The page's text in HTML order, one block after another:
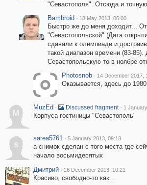
"Севастополя". Отсюда и
Bambroid · 18 May 2013, 06:00
Быстро же до меня доходит...
"Севастопольской" (Дата
сдавали к олимпиаде и
такой диапазон времени (83-85).
Севастопольскую то в ноябре
Photosnob · 14 December 2017,
Оказывается, здесь до
M
MuzEd · Discussed fragment · 1
Корпуса гостиницы "Севастополь"
s
sarea5761 · 5 January 2013, 09:13
а снимок сделан с того места где
начало восьмидесятых
Дмитрий · 26 December 2013, 10:21
Красиво, свободно-то как...